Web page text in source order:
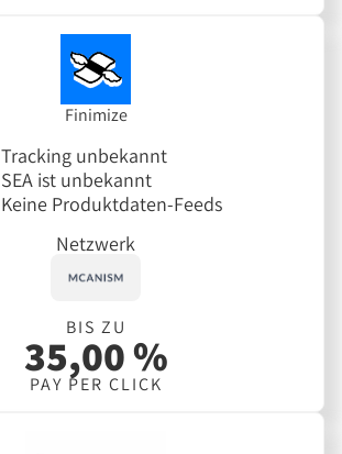
Finimize
Tracking unbekannt
SEA ist unbekannt
Keine Produktdaten-Feeds
Netzwerk
BIS ZU
35,00 %
PAY PER CLICK